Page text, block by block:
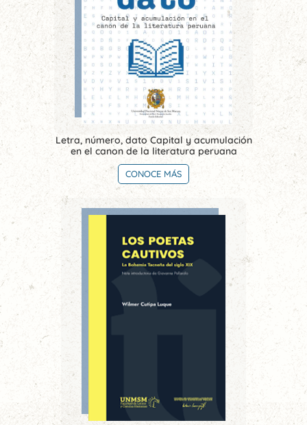
Letra, número, dato Capital y acumulación
en el canon de la literatura peruana
CONOCE MÁS